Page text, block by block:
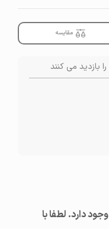
مقایسه
بازدید می کنند
دارد. لطفا با